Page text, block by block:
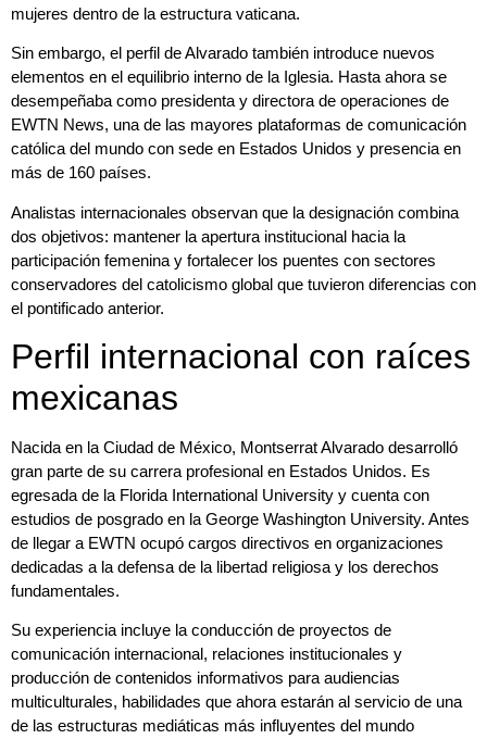
mujeres dentro de la estructura vaticana.
Sin embargo, el perfil de Alvarado también introduce nuevos
elementos en el equilibrio interno de la Iglesia. Hasta ahora se
desempeñaba como presidenta y directora de operaciones de
EWTN News, una de las mayores plataformas de comunicación
católica del mundo con sede en Estados Unidos y presencia en
más de 160 países.
Analistas internacionales observan que la designación combina
dos objetivos: mantener la apertura institucional hacia la
participación femenina y fortalecer los puentes con sectores
conservadores del catolicismo global que tuvieron diferencias con
el pontificado anterior.
Perfil internacional con raíces
mexicanas
Nacida en la Ciudad de México, Montserrat Alvarado desarrolló
gran parte de su carrera profesional en Estados Unidos. Es
egresada de la Florida International University y cuenta con
estudios de posgrado en la George Washington University. Antes
de llegar a EWTN ocupó cargos directivos en organizaciones
dedicadas a la defensa de la libertad religiosa y los derechos
fundamentales.
Su experiencia incluye la conducción de proyectos de
comunicación internacional, relaciones institucionales y
producción de contenidos informativos para audiencias
multiculturales, habilidades que ahora estarán al servicio de una
de las estructuras mediáticas más influyentes del mundo